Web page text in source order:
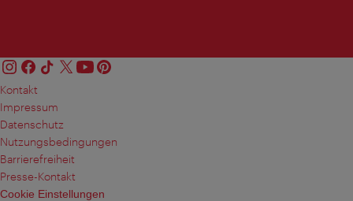
Kontakt
Impressum
Datenschutz
Nutzungsbedingungen
Barrierefreiheit
Presse-Kontakt
Cookie Einstellungen